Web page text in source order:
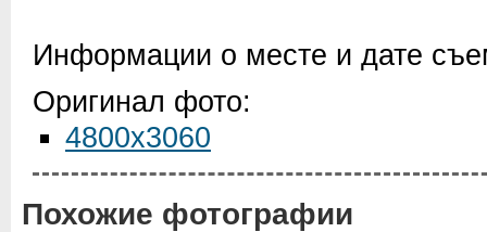
Информации о месте и дате
Оригинал фото:
4800x3060
Похожие фотографии